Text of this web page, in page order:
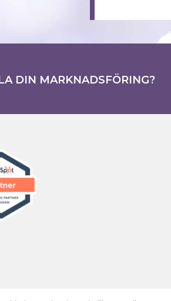
DIN MARKNADSFÖRING?